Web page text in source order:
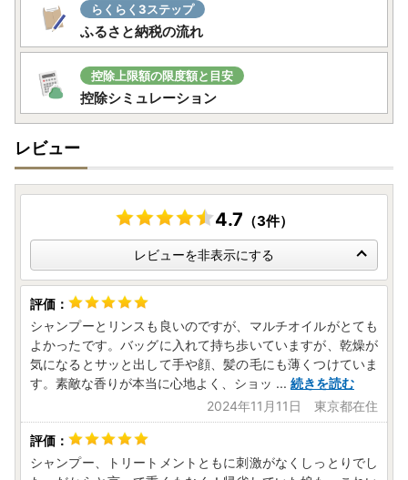
らくらく3ステップ
ふるさと納税の流れ
控除上限額の限度額と目安
控除シミュレーション
レビュー
4.7 （3件）
レビューを非表示にする
シャンプーとリンスも良いのですが、マルチオイルがとても
よかったです。バッグに入れて持ち歩いていますが、乾燥が
気になるとサッと出して手や顔、髪の毛にも薄くつけていま
す。素敵な香りが本当に心地よく、ショッ ... 続きを読む
2024年11月11日 東京都在住
シャンプー、トリートメントともに刺激がなくしっとりでし